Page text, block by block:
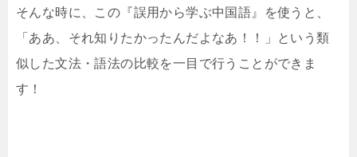
そんな時に、この『誤用から学ぶ中国語』を使うと、
「ああ、それ知りたかったんだよなあ！！」という類
似した文法・語法の比較を一目で行うことができま
す！